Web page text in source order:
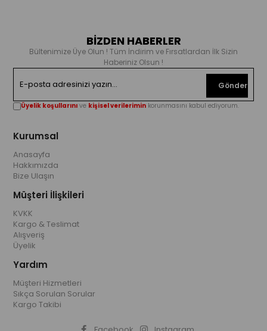
BİZDEN HABERLER
Bültenimize Üye Olun ! Tüm İndirim ve Fırsatlardan İlk Sizin
Haberiniz Olsun !
Gönder
Üyelik koşullarını ve kişisel verilerimin korunmasını kabul ediyorum.
Kurumsal
Anasayfa
Hakkımızda
Bize Ulaşın
Müşteri İlişkileri
KVKK
Kargo & Teslimat
Alışveriş
Üyelik
Yardım
Müşteri Hizmetleri
Sıkça Sorulan Sorular
Kargo Takibi